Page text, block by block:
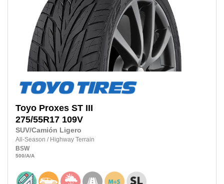
Toyo Proxes ST III
275/55R17 109V
SUV/Camión Ligero
All-Season / Highway Terrain
BSW
500/A/A